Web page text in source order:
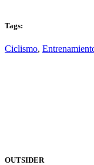
Tags:
Ciclismo,
OUTSIDER